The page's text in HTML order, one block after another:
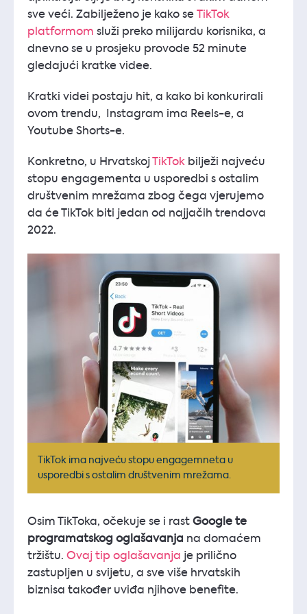
sve veći. Zabilježeno je kako se
TikTok
platformom služi preko milijardu korisnika, a
dnevno se u prosjeku provode 52 minute
gledajući kratke videe.
Kratki videi postaju hit, a kako bi konkurirali
ovom trendu, Instagram ima Reels-e, a
Youtube Shorts-e.
Konkretno, u Hrvatskoj TikTok bilježi najveću
stopu engagementa u usporedbi s ostalim
društvenim mrežama zbog čega vjerujemo
da će TikTok biti jedan od najjačih trendova
2022.
TikTok ima najveću stopu engagemneta u
usporedbi s ostalim društvenim mrežama.
Osim TikToka, očekuje se i rast Google te
programatskog oglašavanja na domaćem
tržištu. Ovaj tip oglašavanja je prilično
zastupljen u svijetu, a sve više hrvatskih
biznisa također uviđa njihove benefite.